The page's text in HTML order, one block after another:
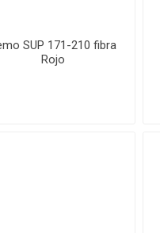
SUP 171-210 fibra
Rojo